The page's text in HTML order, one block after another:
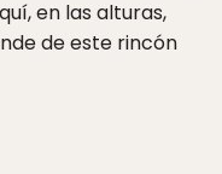
en las alturas,
de este rincón